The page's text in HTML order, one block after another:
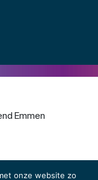
onze website zo
Emmen